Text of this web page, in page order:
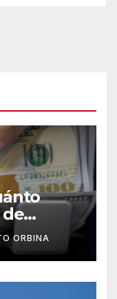
de
ORBINA